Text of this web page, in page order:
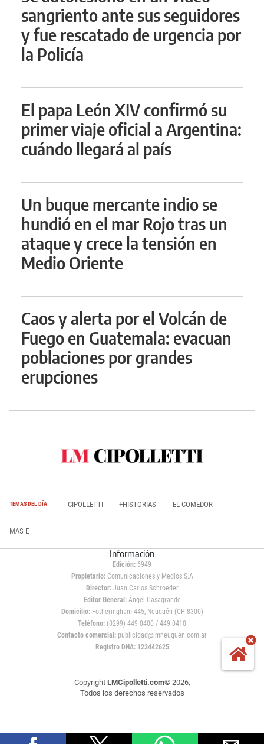
sangriento ante sus seguidores
y fue rescatado de urgencia por
la Policía
El papa León XIV confirmó su
primer viaje oficial a Argentina:
cuándo llegará al país
Un buque mercante indio se
hundió en el mar Rojo tras un
ataque y crece la tensión en
Medio Oriente
Caos y alerta por el Volcán de
Fuego en Guatemala: evacuan
poblaciones por grandes
erupciones
TEMAS DEL DÍA CIPOLLETTI +HISTORIAS EL COMEDOR
MAS E
Información
Edición: 6949
Propietario:Comunicaciones y Medios S.A
Director: Juan Carlos Schroeder
Editor General:Ángel Casagrande
Domicilio:Fotheringham 445, Neuquén (CP 8300)
Teléfono: (0299) 449 0400 / 449 0410
Contacto comercial: publicidad@lmneuquen.com.ar
Registro DNA: 123442625
Copyright LMCipolletti.com© 2026,
Todos los derechos reservados